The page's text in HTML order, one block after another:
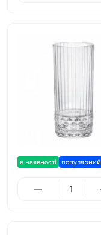
в наявності популярний